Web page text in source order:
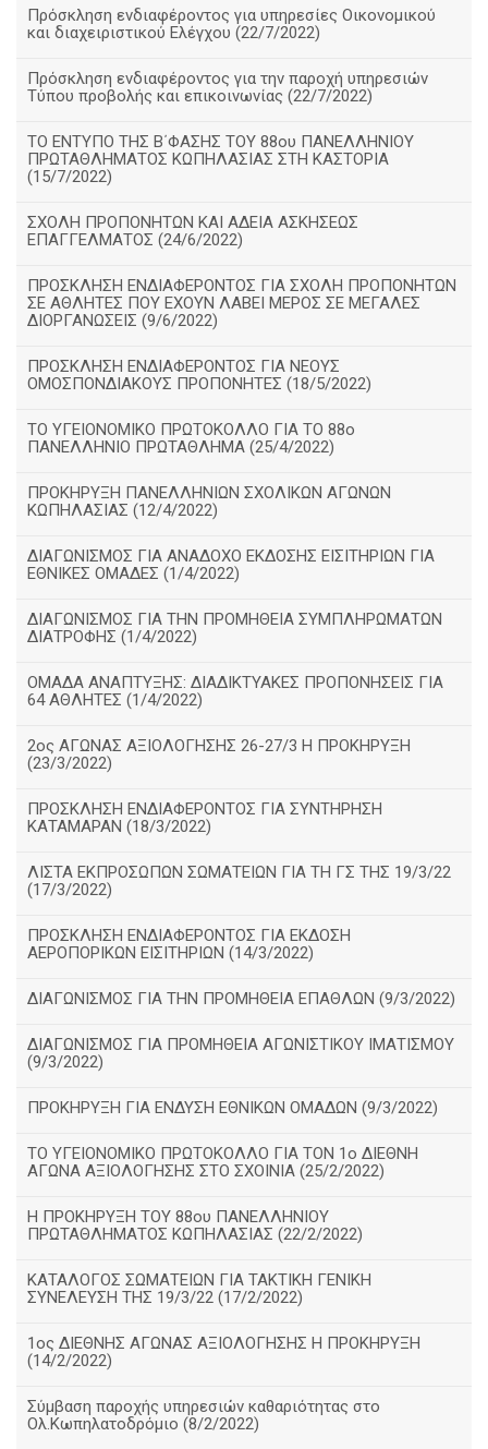
Πρόσκληση ενδιαφέροντος για υπηρεσίες Οικονομικού
και διαχειριστικού Ελέγχου (22/7/2022)
Πρόσκληση ενδιαφέροντος για την παροχή υπηρεσιών
Τύπου προβολής και επικοινωνίας (22/7/2022)
ΤΟ ΕΝΤΥΠΟ ΤΗΣ Β΄ΦΑΣΗΣ ΤΟΥ 88ου ΠΑΝΕΛΛΗΝΙΟΥ
ΠΡΩΤΑΘΛΗΜΑΤΟΣ ΚΩΠΗΛΑΣΙΑΣ ΣΤΗ ΚΑΣΤΟΡΙΑ
(15/7/2022)
ΣΧΟΛΗ ΠΡΟΠΟΝΗΤΩΝ ΚΑΙ ΑΔΕΙΑ ΑΣΚΗΣΕΩΣ
ΕΠΑΓΓΕΛΜΑΤΟΣ (24/6/2022)
ΠΡΟΣΚΛΗΣΗ ΕΝΔΙΑΦΕΡΟΝΤΟΣ ΓΙΑ ΣΧΟΛΗ ΠΡΟΠΟΝΗΤΩΝ
ΣΕ ΑΘΛΗΤΕΣ ΠΟΥ ΕΧΟΥΝ ΛΑΒΕΙ ΜΕΡΟΣ ΣΕ ΜΕΓΑΛΕΣ
ΔΙΟΡΓΑΝΩΣΕΙΣ (9/6/2022)
ΠΡΟΣΚΛΗΣΗ ΕΝΔΙΑΦΕΡΟΝΤΟΣ ΓΙΑ ΝΕΟΥΣ
ΟΜΟΣΠΟΝΔΙΑΚΟΥΣ ΠΡΟΠΟΝΗΤΕΣ (18/5/2022)
ΤΟ ΥΓΕΙΟΝΟΜΙΚΟ ΠΡΩΤΟΚΟΛΛΟ ΓΙΑ ΤΟ 88ο
ΠΑΝΕΛΛΗΝΙΟ ΠΡΩΤΑΘΛΗΜΑ (25/4/2022)
ΠΡΟΚΗΡΥΞΗ ΠΑΝΕΛΛΗΝΙΩΝ ΣΧΟΛΙΚΩΝ ΑΓΩΝΩΝ
ΚΩΠΗΛΑΣΙΑΣ (12/4/2022)
ΔΙΑΓΩΝΙΣΜΟΣ ΓΙΑ ΑΝΑΔΟΧΟ ΕΚΔΟΣΗΣ ΕΙΣΙΤΗΡΙΩΝ ΓΙΑ
ΕΘΝΙΚΕΣ ΟΜΑΔΕΣ (1/4/2022)
ΔΙΑΓΩΝΙΣΜΟΣ ΓΙΑ ΤΗΝ ΠΡΟΜΗΘΕΙΑ ΣΥΜΠΛΗΡΩΜΑΤΩΝ
ΔΙΑΤΡΟΦΗΣ (1/4/2022)
ΟΜΑΔΑ ΑΝΑΠΤΥΞΗΣ: ΔΙΑΔΙΚΤΥΑΚΕΣ ΠΡΟΠΟΝΗΣΕΙΣ ΓΙΑ
64 ΑΘΛΗΤΕΣ (1/4/2022)
2ος ΑΓΩΝΑΣ ΑΞΙΟΛΟΓΗΣΗΣ 26-27/3 Η ΠΡΟΚΗΡΥΞΗ
(23/3/2022)
ΠΡΟΣΚΛΗΣΗ ΕΝΔΙΑΦΕΡΟΝΤΟΣ ΓΙΑ ΣΥΝΤΗΡΗΣΗ
ΚΑΤΑΜΑΡΑΝ (18/3/2022)
ΛΙΣΤΑ ΕΚΠΡΟΣΩΠΩΝ ΣΩΜΑΤΕΙΩΝ ΓΙΑ ΤΗ ΓΣ ΤΗΣ 19/3/22
(17/3/2022)
ΠΡΟΣΚΛΗΣΗ ΕΝΔΙΑΦΕΡΟΝΤΟΣ ΓΙΑ ΕΚΔΟΣΗ
ΑΕΡΟΠΟΡΙΚΩΝ ΕΙΣΙΤΗΡΙΩΝ (14/3/2022)
ΔΙΑΓΩΝΙΣΜΟΣ ΓΙΑ ΤΗΝ ΠΡΟΜΗΘΕΙΑ ΕΠΑΘΛΩΝ (9/3/2022)
ΔΙΑΓΩΝΙΣΜΟΣ ΓΙΑ ΠΡΟΜΗΘΕΙΑ ΑΓΩΝΙΣΤΙΚΟΥ ΙΜΑΤΙΣΜΟΥ
(9/3/2022)
ΠΡΟΚΗΡΥΞΗ ΓΙΑ ΕΝΔΥΣΗ ΕΘΝΙΚΩΝ ΟΜΑΔΩΝ (9/3/2022)
ΤΟ ΥΓΕΙΟΝΟΜΙΚΟ ΠΡΩΤΟΚΟΛΛΟ ΓΙΑ ΤΟΝ 1ο ΔΙΕΘΝΗ
ΑΓΩΝΑ ΑΞΙΟΛΟΓΗΣΗΣ ΣΤΟ ΣΧΟΙΝΙΑ (25/2/2022)
Η ΠΡΟΚΗΡΥΞΗ ΤΟΥ 88ου ΠΑΝΕΛΛΗΝΙΟΥ
ΠΡΩΤΑΘΛΗΜΑΤΟΣ ΚΩΠΗΛΑΣΙΑΣ (22/2/2022)
ΚΑΤΑΛΟΓΟΣ ΣΩΜΑΤΕΙΩΝ ΓΙΑ ΤΑΚΤΙΚΗ ΓΕΝΙΚΗ
ΣΥΝΕΛΕΥΣΗ ΤΗΣ 19/3/22 (17/2/2022)
1ος ΔΙΕΘΝΗΣ ΑΓΩΝΑΣ ΑΞΙΟΛΟΓΗΣΗΣ Η ΠΡΟΚΗΡΥΞΗ
(14/2/2022)
Σύμβαση παροχής υπηρεσιών καθαριότητας στο
Ολ.Κωπηλατοδρόμιο (8/2/2022)